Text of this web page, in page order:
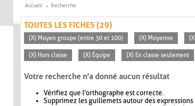
Accueil Recherche
TOUTES LES FICHES (29)
(X) Moyen groupe (entre 30 et 100) (X) Moyenne
(X) Hors classe (X) Équipe (X) En classe seulement
Votre recherche n'a donné aucun résultat
Vérifiez que l'orthographe est correcte.
Supprimez les guillemets autour des